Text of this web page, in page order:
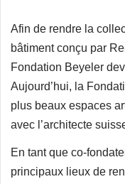
Afin de rendre la
bâtiment conçu par
Fondation Beyeler
Aujourd’hui, la
plus beaux espaces
avec l’architecte
En tant que co-
principaux lieux de